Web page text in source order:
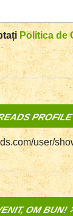
Politica de
PROFILE
user/
OM BUN!